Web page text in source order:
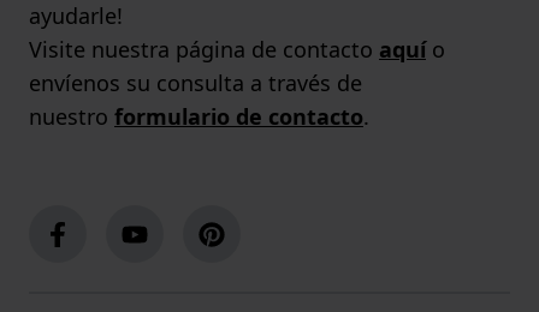
ayudarle!
Visite nuestra página de contacto aquío
envíenos su consulta a través de
nuestro formulario de contacto.